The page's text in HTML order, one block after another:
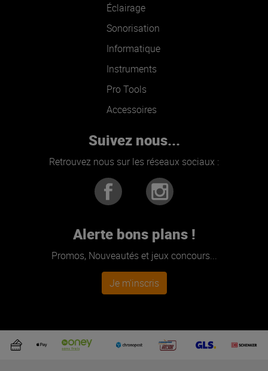
Éclairage
Sonorisation
Informatique
Instruments
Pro Tools
Accessoires
Suivez nous...
Retrouvez nous sur les réseaux sociaux :
Alerte bons plans !
Promos, Nouveautés et jeux concours...
Je m'inscris